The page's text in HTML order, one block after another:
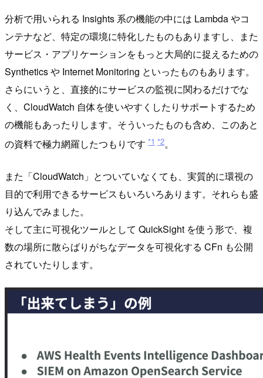
分析で用いられる Insights 系の機能の中には Lambda やコ
ンテナなど、特定の環境に特化したものもありますし、また
サービス・アプリケーションをもっと大局的に捉えるための
Synthetics や Internet Monitoring といったものもあります。
さらにいうと、直接的にサービスの監視に関わるだけでな
く、CloudWatch 自体を使いやすくしたりサポートするため
の機能もあったりします。そういったものも含め、このあと
の資料で極力網羅したつもりです *1 *2。
また「CloudWatch」とついていなくても、実質的に環視の
目的で利用できるサービスもいろいろあります。それらも盛
り込んでみました。
そして主に可視化ツールとして QuickSight を使う形で、複
数の場所に散らばりがちなデータを可視化する CFn も公開
されていたりします。